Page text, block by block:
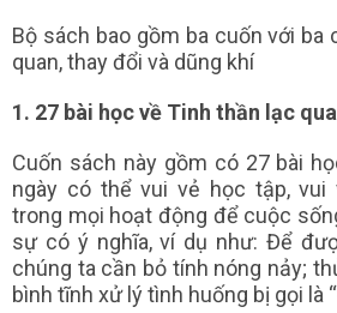
Bộ sách bao gồm ba cuốn với ba
quan, thay đổi và dũng khí
1. 27 bài học về Tinh thần lạc
Cuốn sách này gồm có 27 bài
ngày có thể vui vẻ học tập, vui
trong mọi hoạt động để cuộc
sự có ý nghĩa, ví dụ như: Để
chúng ta cần bỏ tính nóng nảy;
bình tĩnh xử lý tình huống bị gọi là